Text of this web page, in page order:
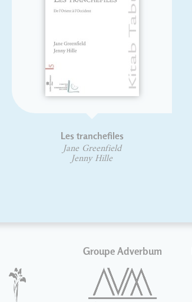
Les tranchefiles
Jane Greenfield
Jenny Hille
Groupe Adverbum